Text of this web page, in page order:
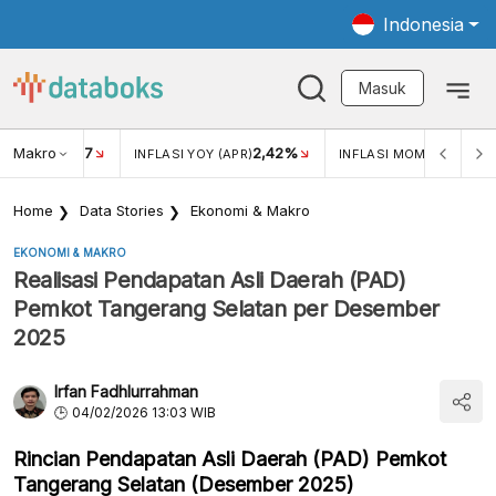
Indonesia
Masuk
Makro
USD/IDR 17 INFLASI YOY (APR)2,42% INFLASI MOM (MAR)
Home Data Stories Ekonomi & Makro
EKONOMI & MAKRO
Realisasi Pendapatan Asli Daerah (PAD)
Pemkot Tangerang Selatan per Desember
2025
Irfan Fadhlurrahman
04/02/2026 13:03 WIB
Rincian Pendapatan Asli Daerah (PAD) Pemkot
Tangerang Selatan (Desember 2025)